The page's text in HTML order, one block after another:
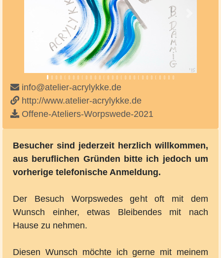
Vorheriges
info@atelier-acrylykke.de
http://www.atelier-acrylykke.de
Offene-Ateliers-Worpswede-2021
Besucher sind jederzeit herzlich willkommen,
aus beruflichen Gründen bitte ich jedoch um
vorherige telefonische Anmeldung.
Der Besuch Worpswedes geht oft mit dem
Wunsch einher, etwas Bleibendes mit nach
Hause zu nehmen.
Diesen Wunsch möchte ich gerne mit meinem